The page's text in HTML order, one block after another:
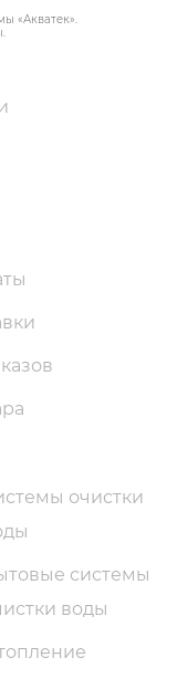
«Акватек».
очистки
системы
воды